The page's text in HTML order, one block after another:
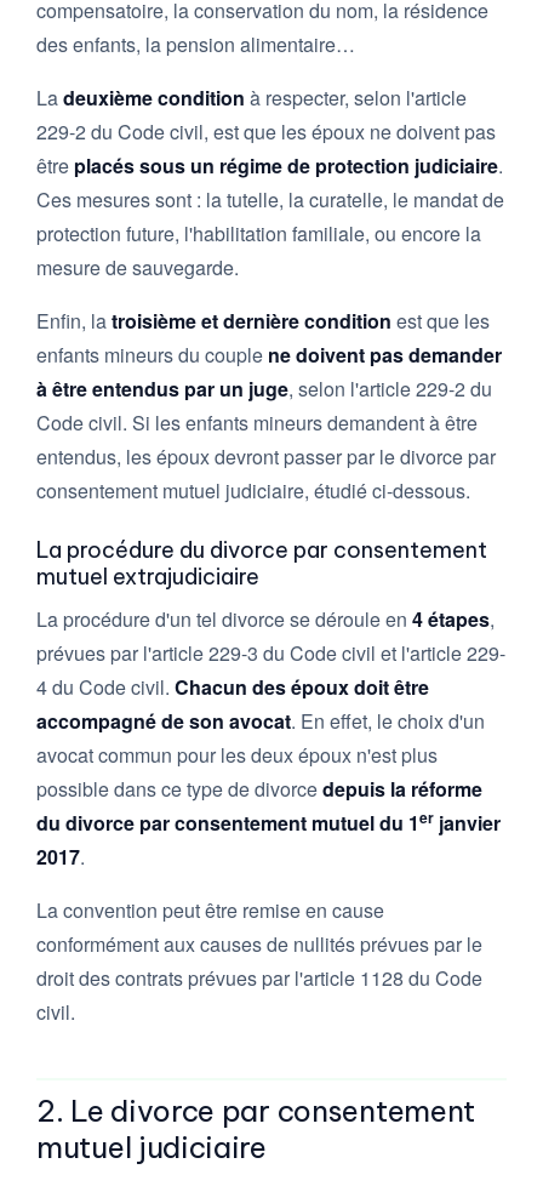
compensatoire, la conservation du nom, la résidence
des enfants, la pension alimentaire…
Ladeuxième condition à respecter, selon l'article
229-2 du Code civil, est que les époux ne doivent pas
être placés sous un régime de protection judiciaire.
Ces mesures sont : la tutelle, la curatelle, le mandat de
protection future, l'habilitation familiale, ou encore la
mesure de sauvegarde.
Enfin, latroisième et dernière condition est que les
enfants mineurs du couple ne doivent pas demander
à être entendus par un juge, selon l'article 229-2 du
Code civil. Si les enfants mineurs demandent à être
entendus, les époux devront passer par le divorce par
consentement mutuel judiciaire, étudié ci-dessous.
La procédure du divorce par consentement
mutuel extrajudiciaire
La procédure d'un tel divorce se déroule en 4 étapes,
prévues par l'article 229-3 du Code civil et l'article 229-
4 du Code civil. Chacun des époux doit être
accompagné de son avocat. En effet, le choix d'un
avocat commun pour les deux époux n'est plus
possible dans ce type de divorcedepuis la réforme
du divorce par consentement mutuel du 1er janvier
2017.
La convention peut être remise en cause
conformément aux causes de nullités prévues par le
droit des contrats prévues par l'article 1128 du Code
civil.
2. Le divorce par consentement
mutuel judiciaire